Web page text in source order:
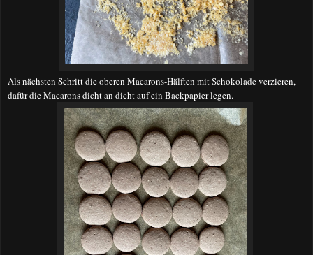
Als nächsten Schritt die oberen Macarons-Hälften mit Schokolade verzieren,
dafür die Macarons dicht an dicht auf ein Backpapier legen.